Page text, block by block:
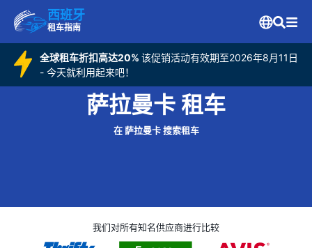
西班牙
租车指南
全球租车折扣高达20% 该促销活动有效期至2026年8月11日
- 今天就利用起来吧！
萨拉曼卡 租车
在 萨拉曼卡 搜索租车
我们对所有知名供应商进行比较